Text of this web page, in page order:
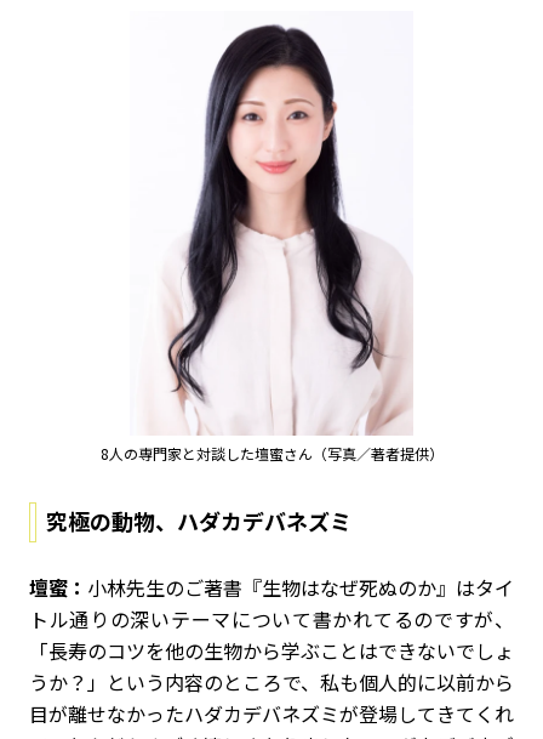
8人の専門家と対談した壇蜜さん（写真／著者提供）
究極の動物、ハダカデバネズミ
壇蜜： 小林先生のご著書『生物はなぜ死ぬのか』はタイ
トル通りの深いテーマについて書かれてるのですが、
「長寿のコツを他の生物から学ぶことはできないでしょ
うか？」という内容のところで、私も個人的に以前から
目が離せなかったハダカデバネズミが登場してきてくれ